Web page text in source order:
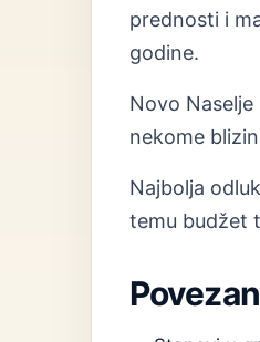
prednosti i
godine.
Novo
nekome
Najbolja
temu budžet